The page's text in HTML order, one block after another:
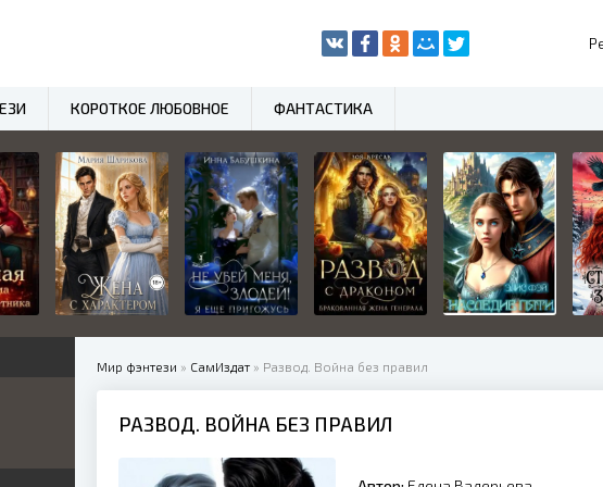
Мир фэнтези » СамИздат » Развод. Война без правил
РАЗВОД. ВОЙНА БЕЗ ПРАВИЛ
КОРОТКОЕ ЛЮБОВНОЕ ФАНТАСТИКА